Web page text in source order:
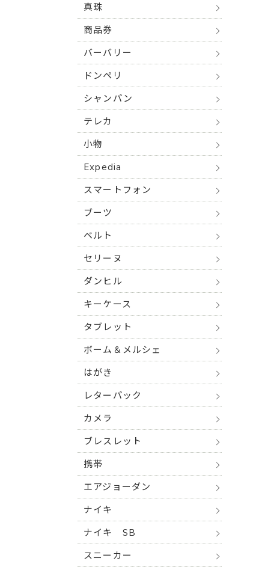
真珠
商品券
バーバリー
ドンペリ
シャンパン
テレカ
小物
Expedia
スマートフォン
ブーツ
ベルト
セリーヌ
ダンヒル
キーケース
タブレット
ボーム＆メルシェ
はがき
レターパック
カメラ
ブレスレット
携帯
エアジョーダン
ナイキ
ナイキ SB
スニーカー